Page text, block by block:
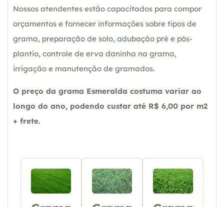
Nossos atendentes estão capacitados para compor
orçamentos e fornecer informações sobre tipos de
grama, preparação de solo, adubação pré e pós-
plantio, controle de erva daninha na grama,
irrigação e manutenção de gramados.
O preço da grama Esmeralda costuma variar ao
longo do ano, podendo custar até R$ 6,00 por m2
+ frete.